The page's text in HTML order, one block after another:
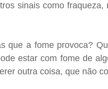
sinais como
que a fome provoca?
estar com fome de
outra coisa, que não